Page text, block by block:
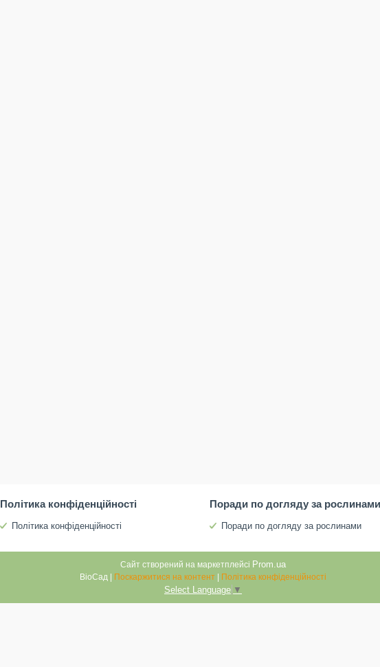
Політика конфіденційності
Політика конфіденційності
Поради по догляду за рослинами
Поради по догляду за рослинами
Сайт створений на маркетплейсі Prom.ua
Поскаржитися на контент Політика конфіденційності
Select Language ▼